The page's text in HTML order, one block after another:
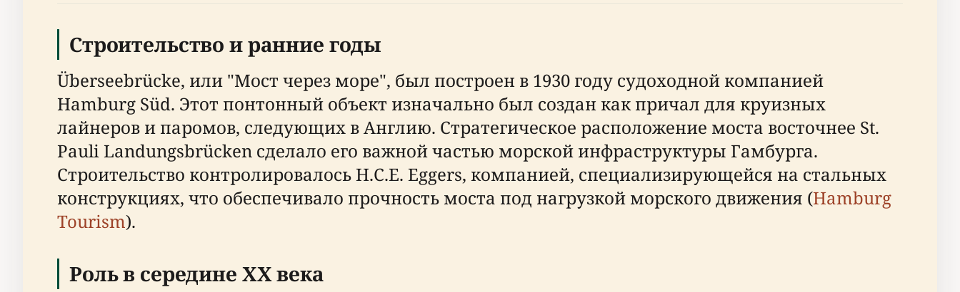
Строительство и ранние годы
Überseebrücke, или "Мост через море", был построен в 1930 году судоходной компанией
Hamburg Süd. Этот понтонный объект изначально был создан как причал для круизных
лайнеров и паромов, следующих в Англию. Стратегическое расположение моста восточнее St.
Pauli Landungsbrücken сделало его важной частью морской инфраструктуры Гамбурга.
Строительство контролировалось H.C.E. Eggers, компанией, специализирующейся на стальных
конструкциях, что обеспечивало прочность моста под нагрузкой морского движения (Hamburg
Tourism).
Роль в середине XX века